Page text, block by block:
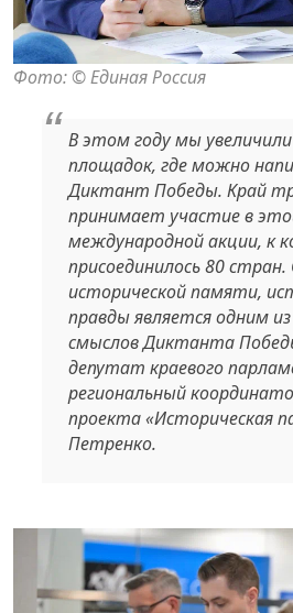
Фото: ©️ Единая Россия
В этом году мы
площадок, где можно
Диктант Победы. Край
принимает участие в
международной акции, к
присоединилось 80 стран.
исторической памяти,
правды является одним
смыслов Диктанта
депутат краевого
региональный
проекта «Историческая
Петренко.